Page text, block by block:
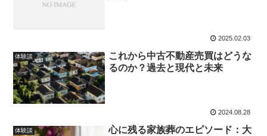
2025.02.03
体験談
これから中古不動産売買はどうな
るのか？過去と現代と未来
2024.08.28
体験談
心に残る家族葬のエピソード：大